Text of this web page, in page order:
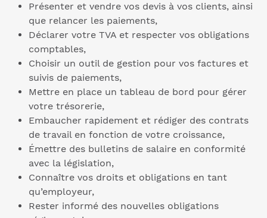
Présenter et vendre vos devis à vos clients, ainsi
que relancer les paiements,
Déclarer votre TVA et respecter vos obligations
comptables,
Choisir un outil de gestion pour vos factures et
suivis de paiements,
Mettre en place un tableau de bord pour gérer
votre trésorerie,
Embaucher rapidement et rédiger des contrats
de travail en fonction de votre croissance,
Émettre des bulletins de salaire en conformité
avec la législation,
Connaître vos droits et obligations en tant
qu’employeur,
Rester informé des nouvelles obligations